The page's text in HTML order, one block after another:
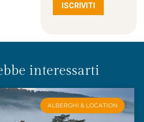
ISCRIVITI
interessarti
ALBERGHI & LOCATION